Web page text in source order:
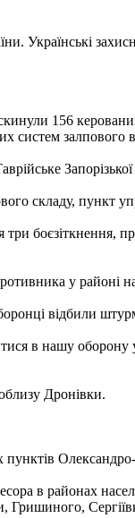
Українські
156
систем залпового
складу, пункт
боєзіткнення,
у районі
відбили
в нашу
Дронівки.
в районах